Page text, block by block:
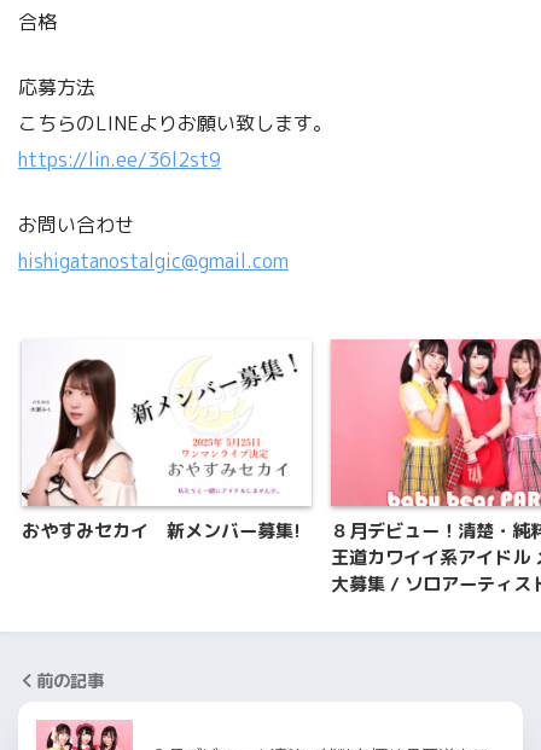
合格
応募方法
こちらのLINEよりお願い致します。
https://lin.ee/36l2st9
お問い合わせ
hishigatanostalgic@gmail.com
おやすみセカイ 新メンバー募集!
８月デビュー！清楚・純
王道カワイイ系アイドル
大募集 / ソロアーティス
前の記事